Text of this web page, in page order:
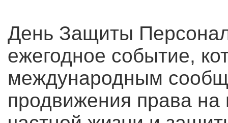
День Защиты
ежегодное событие,
международным
продвижения права на